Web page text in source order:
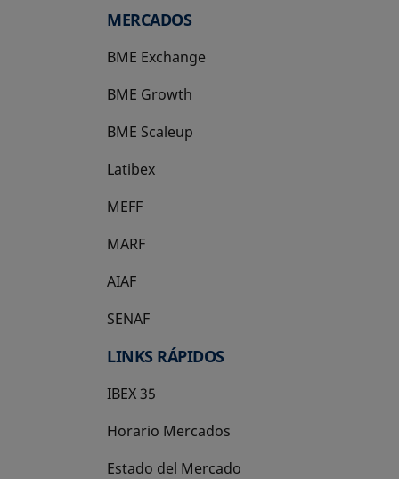
MERCADOS
BME Exchange
BME Growth
se abre en una pestaña nueva
BME Scaleup
se abre en una pestaña nueva
Latibex
se abre en una pestaña nueva
MEFF
se abre en una pestaña nueva
MARF
AIAF
SENAF
LINKS RÁPIDOS
IBEX 35
Horario Mercados
Estado del Mercado